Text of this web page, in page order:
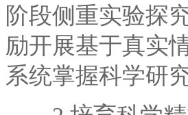
阶段侧重实验探
励开展基于真实
系统掌握科学研